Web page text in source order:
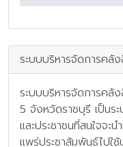
ระบบบริหารจัดการคลั
ระบบบริหารจัดการคลั
5 จังหวัดราชบุรี เป็นร
และประชาชนที่สนใจจะ
แพร่ประชาสัมพันธ์ไปใ